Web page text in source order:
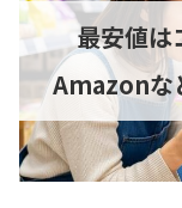
最安値は
Amazonな